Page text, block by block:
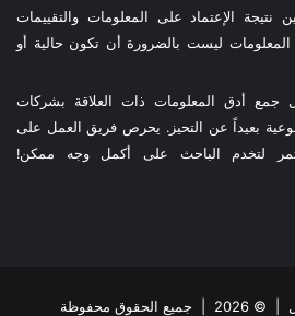
الإعتماد على المعلومات والتقييمات
ليست بالضرورة أن تكون حالية أو
جمع أدق المعلومات ذات العلاقة بشركات
بعيداً عن التحيز. يحرص فريق العمل على
لتخدم الباحث على أكمل وجه ممكن!
| © 2026 | جميع الحقوق محفوظة